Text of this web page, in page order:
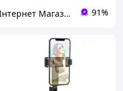
Інтернет Магазин "StepShop" 91%